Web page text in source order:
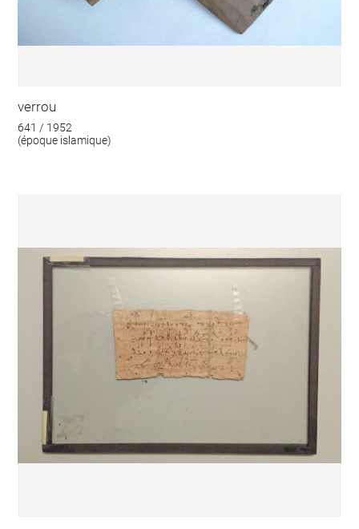
verrou
641 / 1952
(époque islamique)